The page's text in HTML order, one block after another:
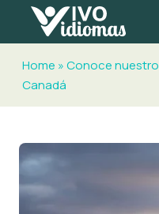
Home »Conoce
Canadá